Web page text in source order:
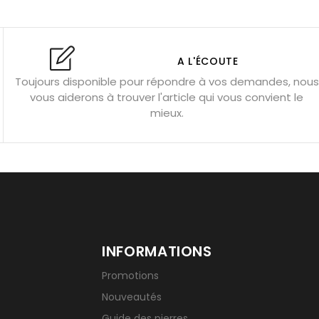
Fluorite : pierre la plus colorée
Bracelets de perles pour homme
gemme ? Signification des pierres de naissance
A L'ÉCOUTE
Toujours disponible pour répondre à vos demandes, nous
vous aiderons à trouver l'article qui vous convient le
mieux.
INFORMATIONS
Promotions
Nouveautés